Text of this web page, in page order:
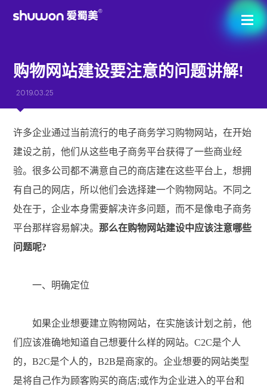
购物网站建设要注意的问题讲解!
2019.03.25
许多企业通过当前流行的电子商务学习购物网站，在开始
建设之前，他们从这些电子商务平台获得了一些商业经
验。很多公司都不满意自己的商店建在这些平台上，想拥
有自己的网店，所以他们会选择建一个购物网站。不同之
处在于，企业本身需要解决许多问题，而不是像电子商务
平台那样容易解决。 那么在购物网站建设中应该注意哪些
问题呢?
一、明确定位
如果企业想要建立购物网站，在实施该计划之前，他
们应该准确地知道自己想要什么样的网站。C2C是个人
的，B2C是个人的，B2B是商家的。企业想要的网站类型
是将自己作为顾客购买的商店;或作为企业进入的平台和